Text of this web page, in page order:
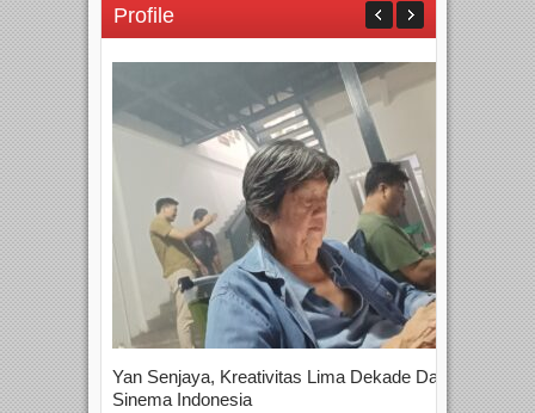
Profile
Yan Senjaya, Kreativitas Lima Dekade Dalam
Sinema Indonesia